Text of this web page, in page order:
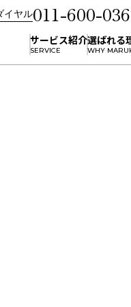
イヤル011-600-
サービス紹介選ばれる